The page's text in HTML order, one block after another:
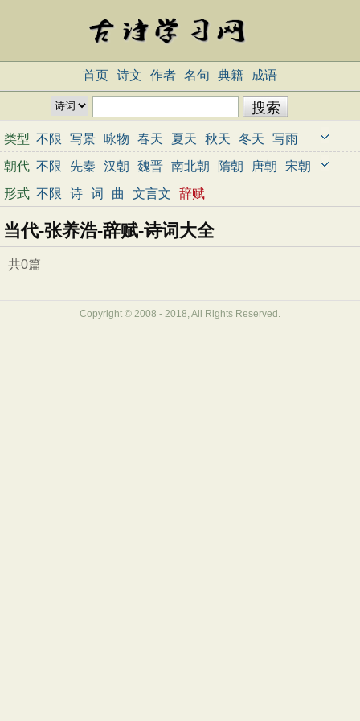
首页 诗文 作者 名句 典籍 成语
类型 不限 写景 咏物 春天 夏天 秋天 冬天
写雨
写雪
写风 写花 梅花 荷花 菊花 柳树
月亮
山水 写山 写水 长江 黄河 儿童 写鸟
写马
田园 边塞 地名 抒情 爱国 离别 送别 思乡
思念 爱情 励志 哲理 闺怨 悼亡
母亲 友情 战争 读书 惜时 婉约 豪放 诗经
民谣
咏史怀古 宋词精选 小学古诗 初中古诗
朝代 不限 先秦 汉朝 魏晋 南北朝 隋朝 唐朝
宋朝
元朝
明朝 清朝 近代 当代
形式 不限 诗 词 曲 文言文 辞赋
当代-张养浩-辞赋-诗词大全
共0篇
Copyright © 2008 - 2018, All Rights Reserved.